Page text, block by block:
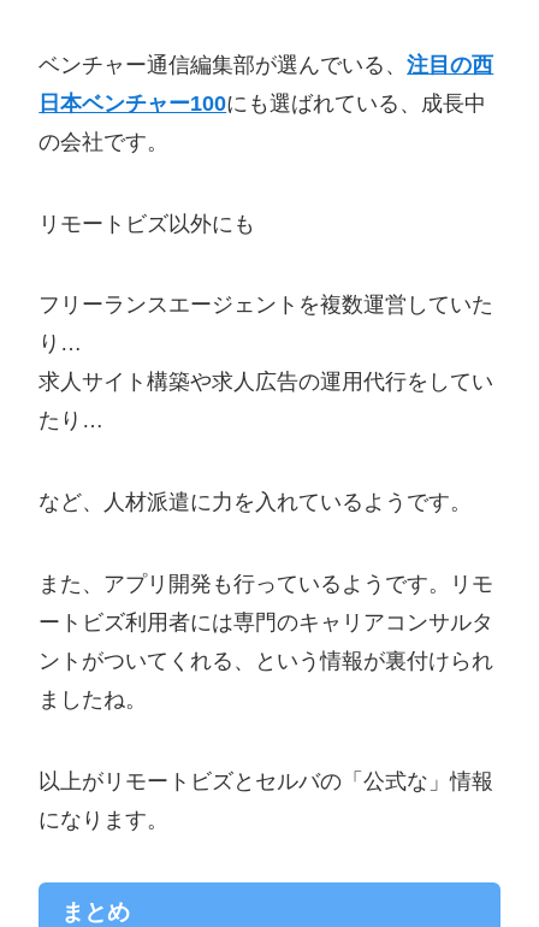
ベンチャー通信編集部が選んでいる、注目の西
日本ベンチャー100にも選ばれている、成長中
の会社です。
リモートビズ以外にも
フリーランスエージェントを複数運営していた
り…
求人サイト構築や求人広告の運用代行をしてい
たり…
など、人材派遣に力を入れているようです。
また、アプリ開発も行っているようです。リモ
ートビズ利用者には専門のキャリアコンサルタ
ントがついてくれる、という情報が裏付けられ
ましたね。
以上がリモートビズとセルバの「公式な」情報
になります。
まとめ